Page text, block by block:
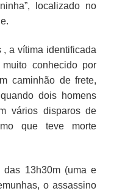
localizado no
a vítima identificada
conhecido por
caminhão de frete,
dois homens
vários disparos de
que teve morte
13h30m (uma e
o assassino